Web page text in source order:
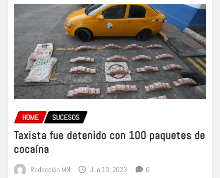
HOME SUCESOS
Taxista fue detenido con 100 paquetes de
cocaína
Redacción MN Jun 13, 2023 0